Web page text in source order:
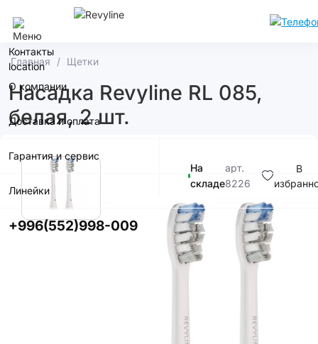
Контакты
О компании
Доставка и оплата
Гарантия и сервис
Линейки
+996(552)998-009
Главная Щетки
Насадка Revyline RL 085,
белая, 2 шт.
На
складе
арт.
8226
В
1 000с.